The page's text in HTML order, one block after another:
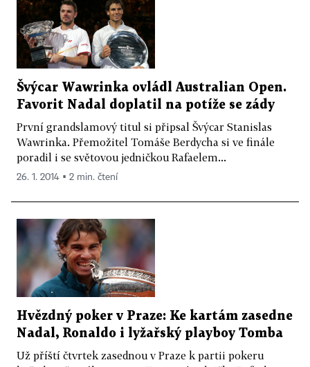
Švýcar Wawrinka ovládl Australian Open.
Favorit Nadal doplatil na potíže se zády
První grandslamový titul si připsal Švýcar Stanislas
Wawrinka. Přemožitel Tomáše Berdycha si ve finále
poradil i se světovou jedničkou Rafaelem...
26. 1. 2014 ▪ 2 min. čtení
Hvězdný poker v Praze: Ke kartám zasedne
Nadal, Ronaldo i lyžařský playboy Tomba
Už příští čtvrtek zasednou v Praze k partii pokeru